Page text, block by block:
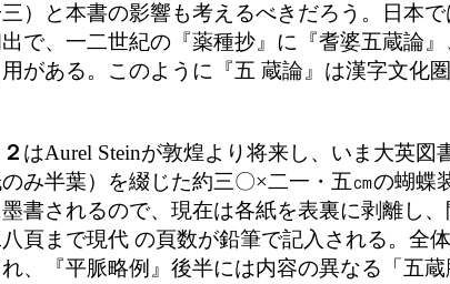
三）と本書の影響も考えるべきだろう。日本
で、一二世紀の『薬種抄』に『耆婆五蔵論
がある。このように『五 蔵論』は漢字文化
はAurel Steinが敦煌より将来し、いま大英
のみ半葉）を綴じた約三〇×二一・五㎝の蝴
書されるので、現在は各紙を表裏に剥離し
八頁まで現代 の頁数が鉛筆で記入される。全
、『平脈略例』後半には内容の異なる「五